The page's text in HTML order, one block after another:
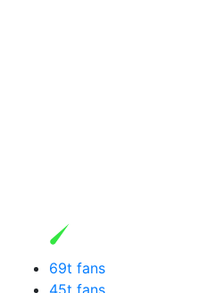
69t fans
45t fans